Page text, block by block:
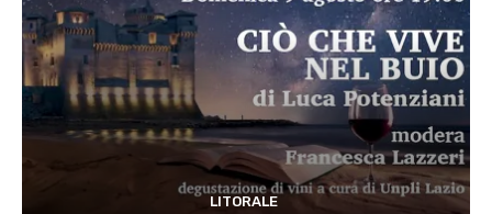
LITORALE